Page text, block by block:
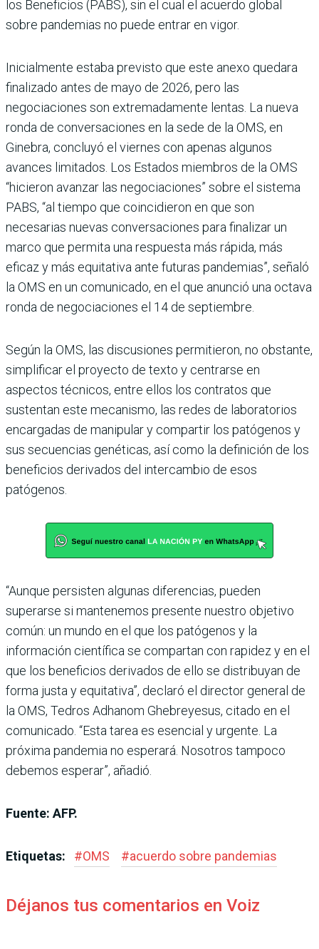
los Beneficios (PABS), sin el cual el acuerdo global
sobre pandemias no puede entrar en vigor.
Inicialmente estaba previsto que este anexo quedara
finalizado antes de mayo de 2026, pero las
negociaciones son extremadamente lentas. La nueva
ronda de conversaciones en la sede de la OMS, en
Ginebra, concluyó el viernes con apenas algunos
avances limitados. Los Estados miembros de la OMS
“hicieron avanzar las negociaciones” sobre el sistema
PABS, “al tiempo que coincidieron en que son
necesarias nuevas conversaciones para finalizar un
marco que permita una respuesta más rápida, más
eficaz y más equitativa ante futuras pandemias”, señaló
la OMS en un comunicado, en el que anunció una octava
ronda de negociaciones el 14 de septiembre.
Según la OMS, las discusiones permitieron, no obstante,
simplificar el proyecto de texto y centrarse en
aspectos técnicos, entre ellos los contratos que
sustentan este mecanismo, las redes de laboratorios
encargadas de manipular y compartir los patógenos y
sus secuencias genéticas, así como la definición de los
beneficios derivados del intercambio de esos
patógenos.
“Aunque persisten algunas diferencias, pueden
superarse si mantenemos presente nuestro objetivo
común: un mundo en el que los patógenos y la
información científica se compartan con rapidez y en el
que los beneficios derivados de ello se distribuyan de
forma justa y equitativa”, declaró el director general de
la OMS, Tedros Adhanom Ghebreyesus, citado en el
comunicado. “Esta tarea es esencial y urgente. La
próxima pandemia no esperará. Nosotros tampoco
debemos esperar”, añadió.
Fuente: AFP.
Etiquetas: #OMS #acuerdo sobre pandemias
Déjanos tus comentarios en Voiz